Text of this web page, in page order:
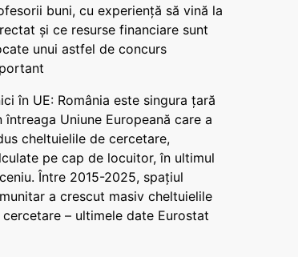
buni, cu experiență să vină la
și ce resurse financiare sunt
unui astfel de concurs
în UE: România este singura țară
întreaga Uniune Europeană care a
cheltuielile de cercetare,
pe cap de locuitor, în ultimul
Între 2015-2025, spațiul
a crescut masiv cheltuielile
cercetare – ultimele date Eurostat